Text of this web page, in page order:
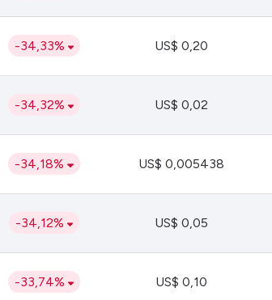
-34,33% US$ 0,20
-34,32% US$ 0,02
-34,18% US$ 0,005438
-34,12% US$ 0,05
-33,74% US$ 0,10